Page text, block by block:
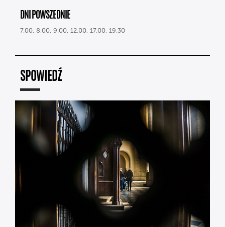
DNI POWSZEDNIE
7.00, 8.00, 9.00, 12.00, 17.00, 19.30
SPOWIEDŹ